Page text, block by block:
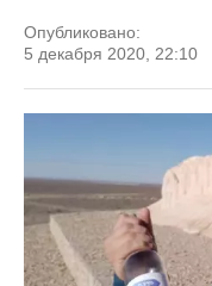
Опубликовано:
5 декабря 2020, 22:10